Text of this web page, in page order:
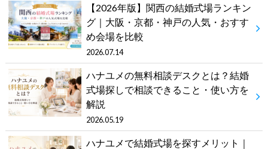
【2026年版】関西の結婚式場ランキン
グ｜大阪・京都・神戸の人気・おすす
め会場を比較
2026.07.14
ハナユメの無料相談デスクとは？結婚
式場探しで相談できること・使い方を
解説
2026.05.19
ハナユメで結婚式場を探すメリット｜